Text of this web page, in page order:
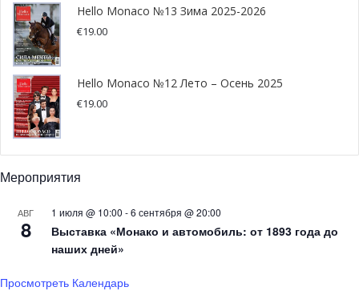
современным дизайном и технологиями, которыми
оборудованы её классные комнаты и лаборатории, но и
соблюдением принципов, направленных на защиту
окружающей среды. Именно с соблюдением этих
технологий, которые являются частью экологичной
политики Монако, было спроектировано и возведено
здание нового учебного заведения.
И архитектура, и внутренняя обстановка школы говорят
просвещения. Коридоры школы, например, украшают
различные произведения искусства, а во внутреннем
дворике посажены оливковые деревья. Витражи,
выполненные стекольным мастером Arcabas, украшают
Hello Monaco №13 Зима 2025-2026
€19.00
Hello Monaco №12 Лето – Осень 2025
€19.00
Мероприятия
АВГ
8
1 июля @ 10:00 -6 сентября @ 20:00
Выставка «Монако и автомобиль: от 1893 года до
наших дней»
Просмотреть Календарь